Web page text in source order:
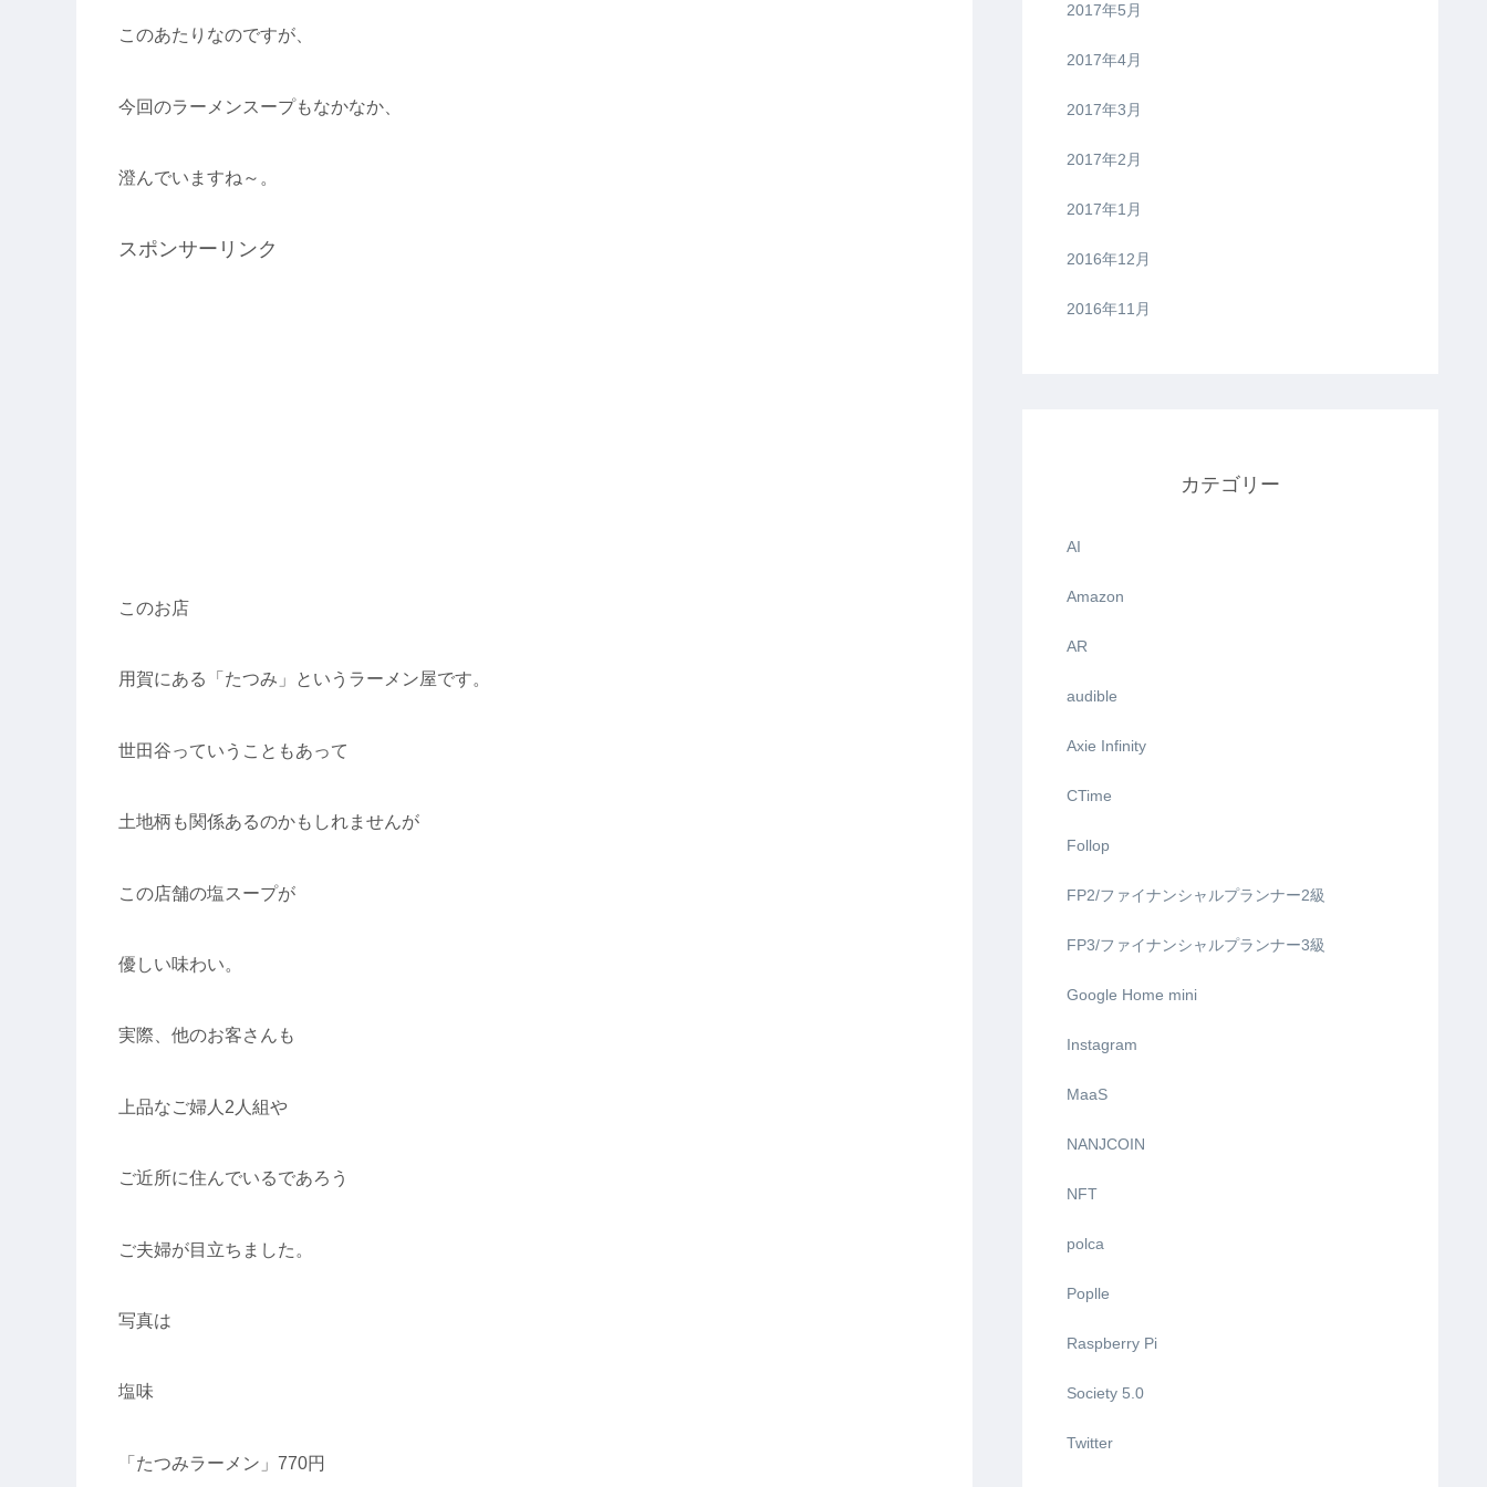
このあたりなのですが、
今回のラーメンスープもなかなか、
澄んでいますね～。
スポンサーリンク
このお店
用賀にある「たつみ」というラーメン屋です。
世田谷っていうこともあって
土地柄も関係あるのかもしれませんが
この店舗の塩スープが
優しい味わい。
実際、他のお客さんも
上品なご婦人2人組や
ご近所に住んでいるであろう
ご夫婦が目立ちました。
写真は
塩味
「たつみラーメン」770円
2017年5月
2017年4月
2017年3月
2017年2月
2017年1月
2016年12月
2016年11月
カテゴリー
AI
Amazon
AR
audible
Axie Infinity
CTime
Follop
FP2/ファイナンシャルプランナー2級
FP3/ファイナンシャルプランナー3級
Google Home mini
Instagram
MaaS
NANJCOIN
NFT
polca
Poplle
Raspberry Pi
Society 5.0
Twitter